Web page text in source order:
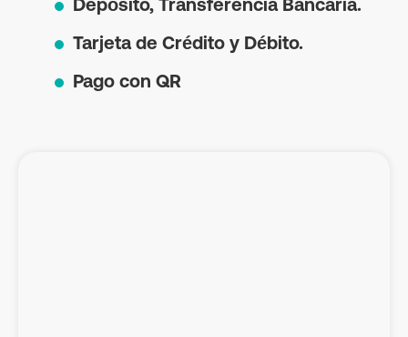
Depósito, Transferencia Bancaria.
Tarjeta de Crédito y Débito.
Pago con QR